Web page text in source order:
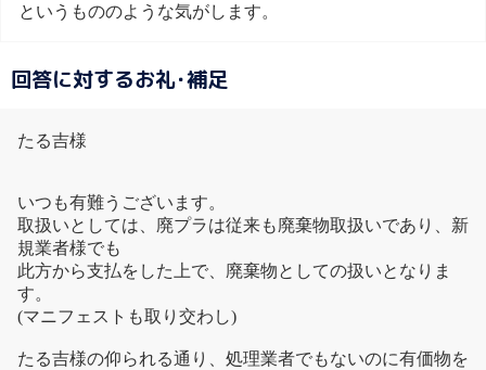
というもののような気がします。
回答に対するお礼･補足
たる吉様
いつも有難うございます。
取扱いとしては、廃プラは従来も廃棄物取扱いであり、新
規業者様でも
此方から支払をした上で、廃棄物としての扱いとなりま
す。
(マニフェストも取り交わし)
たる吉様の仰られる通り、処理業者でもないのに有価物を